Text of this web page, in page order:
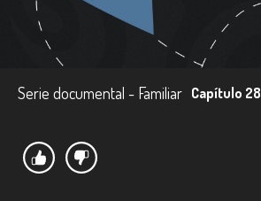
Serie documental - Familiar Capítulo 28